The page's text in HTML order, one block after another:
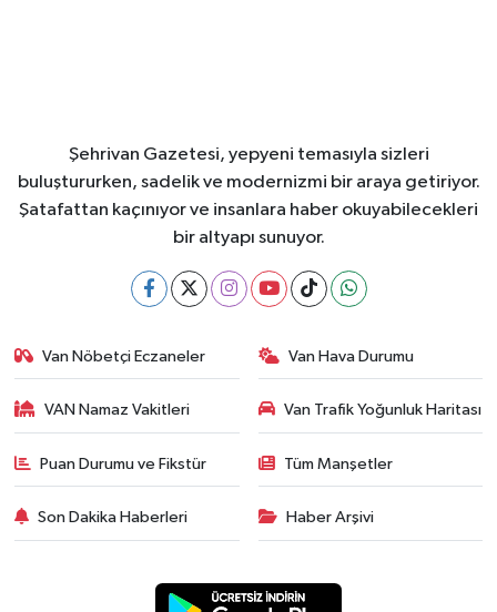
Şehrivan Gazetesi, yepyeni temasıyla sizleri
buluştururken, sadelik ve modernizmi bir araya getiriyor.
Şatafattan kaçınıyor ve insanlara haber okuyabilecekleri
bir altyapı sunuyor.
Van Nöbetçi Eczaneler Van Hava Durumu
VAN Namaz Vakitleri Van Trafik Yoğunluk Haritası
Puan Durumu ve Fikstür Tüm Manşetler
Son Dakika Haberleri Haber Arşivi